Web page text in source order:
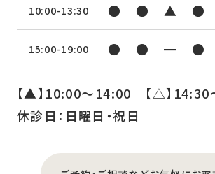
10:00-13:30 ● ● ▲ ●
15:00-19:00 ● ● ━ ●
【▲】10:00〜14:00 【△】14:30
休診日：日曜日・祝日